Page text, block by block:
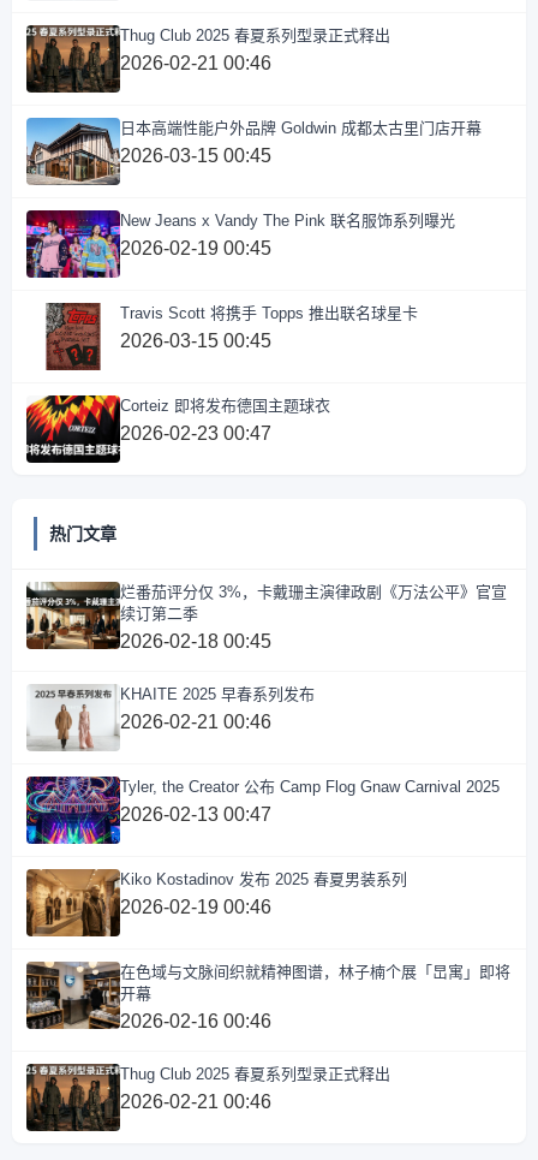
Thug Club 2025 春夏系列型录正式释出
2026-02-21 00:46
日本高端性能户外品牌 Goldwin 成都太古里门店开幕
2026-03-15 00:45
New Jeans x Vandy The Pink 联名服饰系列曝光
2026-02-19 00:45
Travis Scott 将携手 Topps 推出联名球星卡
2026-03-15 00:45
Corteiz 即将发布德国主题球衣
2026-02-23 00:47
热门文章
烂番茄评分仅 3%，卡戴珊主演律政剧《万法公平》官宣
续订第二季
2026-02-18 00:45
KHAITE 2025 早春系列发布
2026-02-21 00:46
Tyler, the Creator 公布 Camp Flog Gnaw Carnival 2025
2026-02-13 00:47
Kiko Kostadinov 发布 2025 春夏男装系列
2026-02-19 00:46
在色域与文脉间织就精神图谱，林子楠个展「旵寓」即将
开幕
2026-02-16 00:46
Thug Club 2025 春夏系列型录正式释出
2026-02-21 00:46